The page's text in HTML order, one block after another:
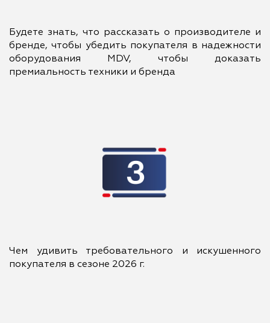
Будете знать, что рассказать о производителе и
бренде, чтобы убедить покупателя в надежности
оборудования MDV, чтобы доказать
премиальность техники и бренда
Чем удивить требовательного и искушенного
покупателя в сезоне 2026 г.